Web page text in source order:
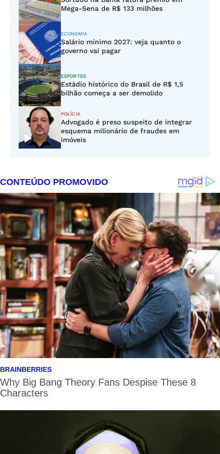
Mega-Sena de R$ 133 milhões
ECONOMIA
Salário mínimo 2027: veja quanto o
governo vai pagar
ESPORTES
Estádio histórico do Brasil de R$ 1,5
bilhão começa a ser demolido
POLÍCIA
Advogado é preso suspeito de integrar
esquema milionário de fraudes em
imóveis